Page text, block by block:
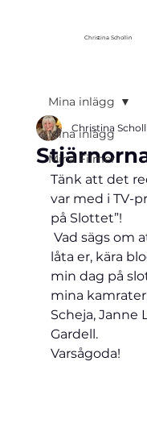
Christina Schollin
Mina inlägg
Mina Filmer
Mina inlägg
Christina
Tänk att det
var med i TV-
på Slottet”!
Vad sägs om
låta er, kära
min dag på
mina
Scheja, Janne
Gardell.
Varsågoda!